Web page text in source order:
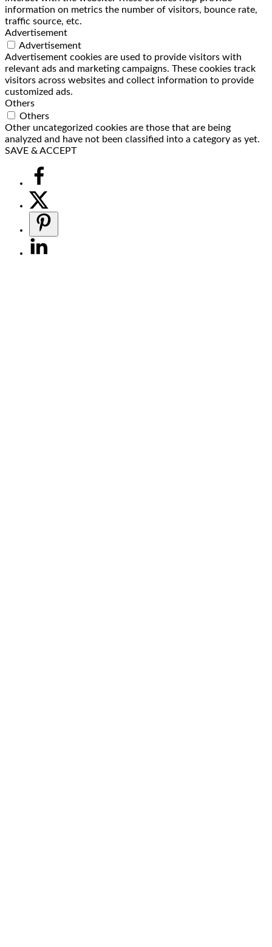
information on metrics the number of visitors, bounce rate,
traffic source, etc.
Advertisement
Advertisement
Advertisement cookies are used to provide visitors with
relevant ads and marketing campaigns. These cookies track
visitors across websites and collect information to provide
customized ads.
Others
Others
Other uncategorized cookies are those that are being
analyzed and have not been classified into a category as yet.
SAVE & ACCEPT